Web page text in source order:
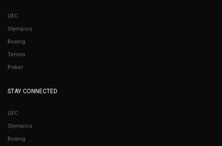
UFC
Olympics
Boxing
Tennis
Poker
STAY CONNECTED
UFC
Olympics
Boxing